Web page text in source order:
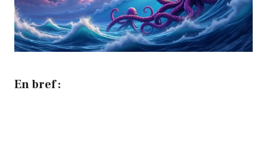
En bref :